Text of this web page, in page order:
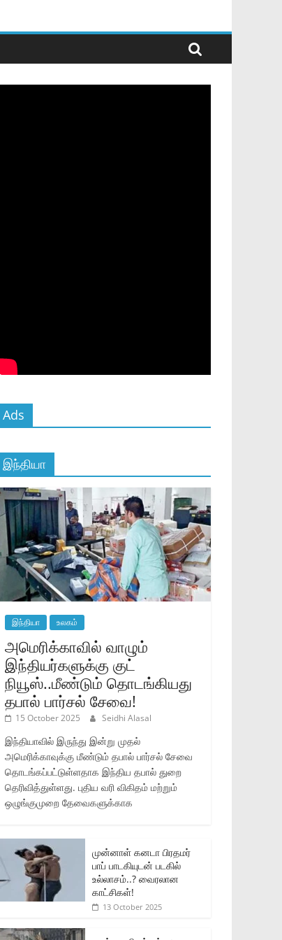
Ads
இந்தியா
இந்தியா உலகம்
அமெரிக்காவில் வாழும்
இந்தியர்களுக்கு குட்
நியூஸ்..மீண்டும் தொடங்கியது
தபால் பார்சல் சேவை!
15 October 2025 Seidhi Alasal
இந்தியாவில் இருந்து இன்று முதல்
அமெரிக்காவுக்கு மீண்டும் தபால் பார்சல் சேவை
தொடங்கப்பட்டுள்ளதாக இந்திய தபால் துறை
தெரிவித்துள்ளது. புதிய வரி விகிதம் மற்றும்
ஒழுங்குமுறை தேவைகளுக்காக
முன்னாள் கனடா பிரதமர்
பாப் பாடகியுடன் படகில்
உல்லாசம்..? வைரலான
காட்சிகள்!
13 October 2025